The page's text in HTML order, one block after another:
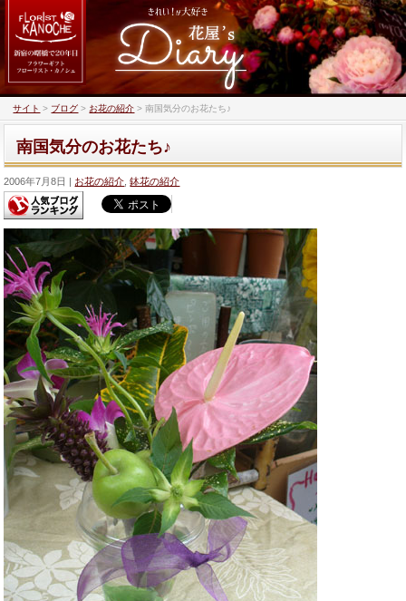
サイト > ブログ >お花の紹介 >南国気分のお花たち♪
南国気分のお花たち♪
2006年7月8日 お花の紹介 ,鉢花の紹介